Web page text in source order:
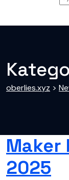
oberlies.xyz >
Maker
2025